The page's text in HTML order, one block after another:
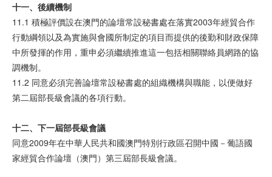
十一、後續機制
11.1 積極評價設在澳門的論壇常設秘書處在落實2003年經貿合作
行動綱領以及為實施與會國所制定的項目而提供的後勤和財政保障
中所發揮的作用，重申必須繼續推進這一包括相關聯絡員網路的協
調機制。
11.2 同意必須完善論壇常設秘書處的組織機構與職能，以便做好
第二屆部長級會議的各項行動。
十二、下一屆部長級會議
同意2009年在中華人民共和國澳門特別行政區召開中國－葡語國
家經貿合作論壇（澳門）第三屆部長級會議。